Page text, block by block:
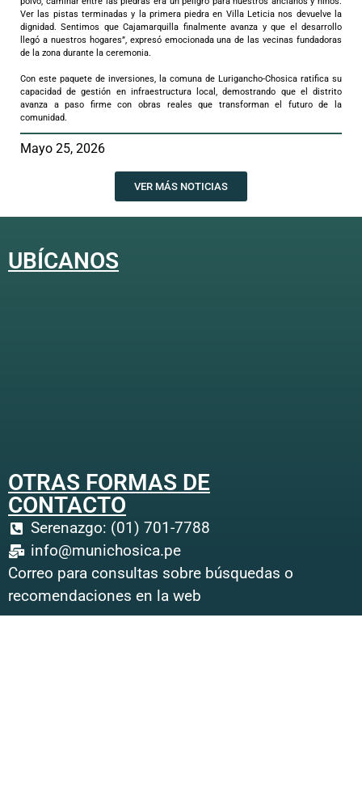
Ver las pistas terminadas y la primera piedra en Villa Leticia nos devuelve la
dignidad. Sentimos que Cajamarquilla finalmente avanza y que el desarrollo
llegó a nuestros hogares”, expresó emocionada una de las vecinas fundadoras
de la zona durante la ceremonia.
Con este paquete de inversiones, la comuna de Lurigancho-Chosica ratifica su
capacidad de gestión en infraestructura local, demostrando que el distrito
avanza a paso firme con obras reales que transforman el futuro de la
comunidad.
Mayo 25, 2026
VER MÁS NOTICIAS
UBÍCANOS
OTRAS FORMAS DE
CONTACTO
Serenazgo: (01) 701-7788
info@munichosica.pe
Correo para consultas sobre búsquedas o
recomendaciones en la web